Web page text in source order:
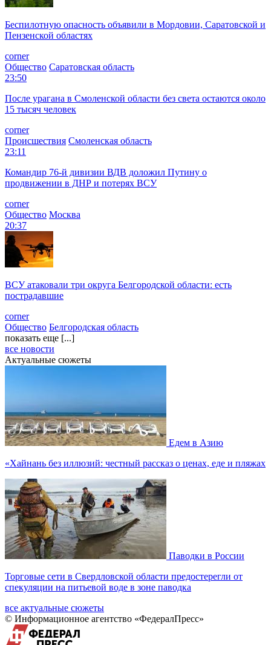
Беспилотную опасность объявили в Мордовии, Саратовской и
Пензенской областях
corner
Общество Саратовская область
23:50
После урагана в Смоленской области без света остаются около
15 тысяч человек
corner
Происшествия Смоленская область
23:11
Командир 76-й дивизии ВДВ доложил Путину о
продвижении в ДНР и потерях ВСУ
corner
Общество Москва
20:37
ВСУ атаковали три округа Белгородской области: есть
пострадавшие
corner
Общество Белгородская область
показать еще [...]
все новости
Актуальные сюжеты
Едем в Азию
«Хайнань без иллюзий: честный рассказ о ценах, еде и пляжах
Паводки в России
Торговые сети в Свердловской области предостерегли от
спекуляции на питьевой воде в зоне паводка
все актуальные сюжеты
© Информационное агентство «ФедералПресс»